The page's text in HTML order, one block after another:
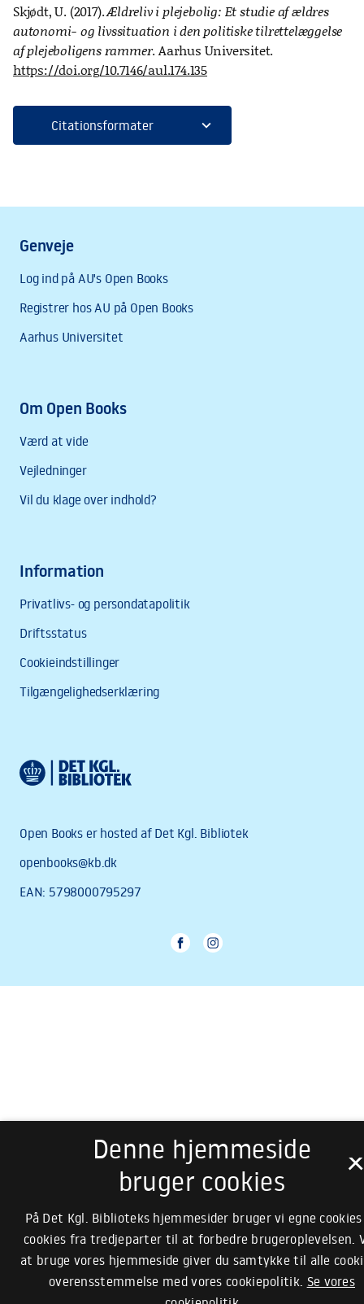
Skjødt, U. (2017).Ældreliv i plejebolig: Et studie af ældres
autonomi- og livssituation i den politiske tilrettelæggelse
af plejeboligens rammer. Aarhus Universitet.
https://doi.org/10.7146/aul.174.135
Citationsformater expand_more
×
Denne hjemmeside
bruger cookies
På Det Kgl. Biblioteks hjemmesider bruger vi egne cookies
cookies fra tredjeparter til at forbedre brugeroplevelsen.
at bruge vores hjemmeside giver du samtykke til alle
overensstemmelse med vores cookiepolitik. Se vores